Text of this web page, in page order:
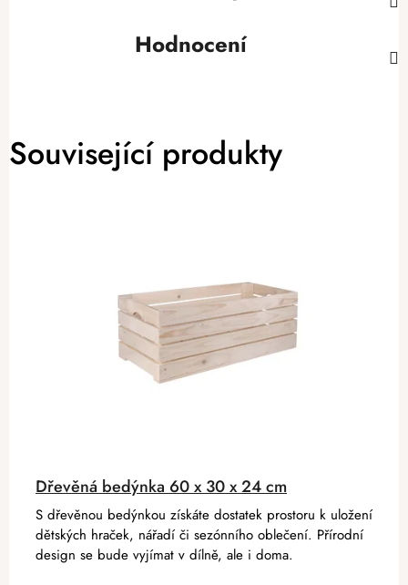
Hodnocení
Související produkty
Dřevěná bedýnka 60 x 30 x 24 cm
S dřevěnou bedýnkou získáte dostatek prostoru k uložení
dětských hraček, nářadí či sezónního oblečení. Přírodní
design se bude vyjímat v dílně, ale i doma.